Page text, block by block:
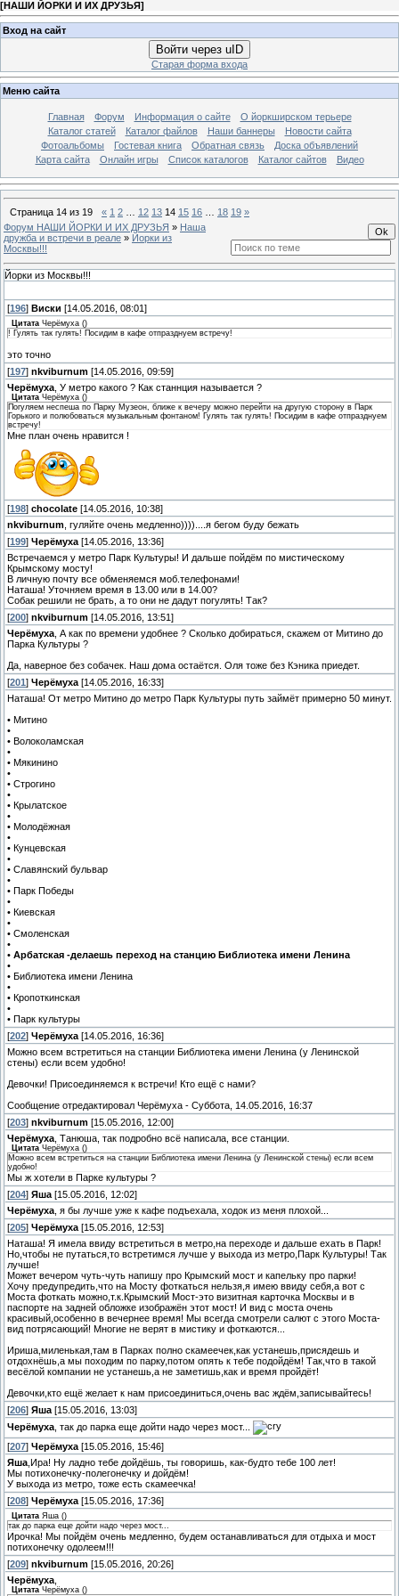
[НАШИ ЙОРКИ И ИХ ДРУЗЬЯ]
Вход на сайт
Войти через uID
Старая форма входа
Меню сайта
Главная Форум Информация о сайте
О йоркширском терьере
Каталог статей
Каталог файлов Наши баннеры
Новости сайта
Фотоальбомы
Гостевая книга Обратная связь
Доска объявлений
Карта сайта
Онлайн игры Список каталогов Каталог сайтов Видео
Страница 14 из 19 « 1 2 12 13 14 15 16 18 19 »
Форум НАШИ ЙОРКИ И ИХ ДРУЗЬЯ » Наша
дружба и встречи в реале » Йорки из
Москвы!!!
Йорки из Москвы!!!
[196] Виски [14.05.2016, 08:01]
Цитата Черёмуха ()
! Гулять так гулять! Посидим в кафе отпразднуем встречу!
это точно
[197] nkviburnum [14.05.2016, 09:59]
Черёмуха , У метро какого ? Как станнция называется ?
Цитата Черёмуха ()
Погуляем неспеша по Парку Музеон, ближе к вечеру можно перейти на другую сторону в Парк
Горького и полюбоваться музыкальным фонтаном! Гулять так гулять! Посидим в кафе отпразднуем
встречу!
Мне план очень нравится !
[198] chocolate [14.05.2016, 10:38]
nkviburnum , гуляйте очень медленно))))....я бегом буду бежать
[199] Черёмуха [14.05.2016, 13:36]
Встречаемся у метро Парк Культуры! И дальше пойдём по мистическому
Крымскому мосту!
В личную почту все обменяемся моб.телефонами!
Наташа! Уточняем время в 13.00 или в 14.00?
Собак решили не брать, а то они не дадут погулять! Так?
[200] nkviburnum [14.05.2016, 13:51]
Черёмуха , А как по времени удобнее ? Сколько добираться, скажем от Митино до
Парка Культуры ?
Да, наверное без собачек. Наш дома остаётся. Оля тоже без Кэника приедет.
[201 ] Черёмуха [14.05.2016, 16:33]
Наташа! От метро Митино до метро Парк Культуры путь займёт примерно 50 минут.
• Митино
•
• Волоколамская
•
• Мякинино
•
• Строгино
•
• Крылатское
•
• Молодёжная
•
• Кунцевская
•
• Славянский бульвар
•
• Парк Победы
•
• Киевская
•
• Смоленская
•
• Арбатская -делаешь переход на станцию Библиотека имени Ленина
•
• Библиотека имени Ленина
•
• Кропоткинская
•
• Парк культуры
[202] Черёмуха [14.05.2016, 16:36]
Можно всем встретиться на станции Библиотека имени Ленина (у Ленинской
стены) если всем удобно!
Девочки! Присоединяемся к встречи! Кто ещё с нами?
Сообщение отредактировал Черёмуха - Суббота, 14.05.2016, 16:37
[203] nkviburnum [15.05.2016, 12:00]
Черёмуха , Танюша, так подробно всё написала, все станции.
Цитата Черёмуха ()
Можно всем встретиться на станции Библиотека имени Ленина (у Ленинской стены) если всем
удобно!
Мы ж хотели в Парке культуры ?
[204] Яша [15.05.2016, 12:02]
Черёмуха , я бы лучше уже к кафе подъехала, ходок из меня плохой...
[205] Черёмуха [15.05.2016, 12:53]
Наташа! Я имела ввиду встретиться в метро,на переходе и дальше ехать в Парк!
Но,чтобы не путаться,то встретимся лучше у выхода из метро,Парк Культуры! Так
лучше!
Может вечером чуть-чуть напишу про Крымский мост и капельку про парки!
Хочу предупредить,что на Мосту фоткаться нельзя,я имею ввиду себя,а вот с
Моста фоткать можно,т.к.Крымский Мост-это визитная карточка Москвы и в
паспорте на задней обложке изображён этот мост! И вид с моста очень
красивый,особенно в вечернее время! Мы всегда смотрели салют с этого Моста-
вид потрясающий! Многие не верят в мистику и фоткаются...
Ириша,миленькая,там в Парках полно скамеечек,как устанешь,присядешь и
отдохнёшь,а мы походим по парку,потом опять к тебе подойдём! Так,что в такой
весёлой компании не устанешь,а не заметишь,как и время пройдёт!
Девочки,кто ещё желает к нам присоединиться,очень вас ждём,записывайтесь!
[206] Яша [15.05.2016, 13:03]
Черёмуха , так до парка еще дойти надо через мост...
[207] Черёмуха [15.05.2016, 15:46]
Яша ,Ира! Ну ладно тебе дойдёшь, ты говоришь, как-будто тебе 100 лет!
Мы потихонечку-полегонечку и дойдём!
У выхода из метро, тоже есть скамеечка!
[208] Черёмуха [15.05.2016, 17:36]
Цитата Яша ()
так до парка еще дойти надо через мост...
Ирочка! Мы пойдём очень медленно, будем останавливаться для отдыха и мост
потихонечку одолеем!!!
[209] nkviburnum [15.05.2016, 20:26]
Черёмуха
Цитата Черёмуха ()